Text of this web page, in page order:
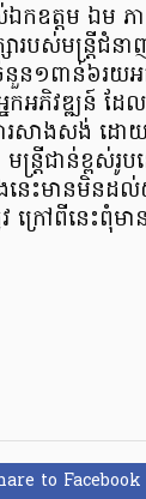
កឧត្តម ឯម ភ
បស់មន្ត្រីជំនា
ន១ពាន់៦រយអគ
អភិវឌ្ឍន៍ ដែល
រសាងសង់ ដោ
ន្ត្រីជាន់ខ្ពស់រូប
េះមានមិនដ
ក្រៅពីនេះពុំ​មា
to Facebook